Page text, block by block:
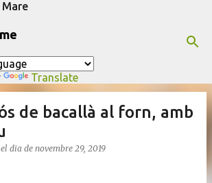
Mare
Translate
de bacallà al forn, amb
el dia de novembre 29, 2019